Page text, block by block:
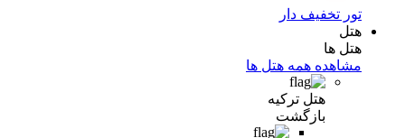
تور تخفیف دار
هتل
هتل ها
مشاهده همه هتل ها
هتل ترکیه
بازگشت